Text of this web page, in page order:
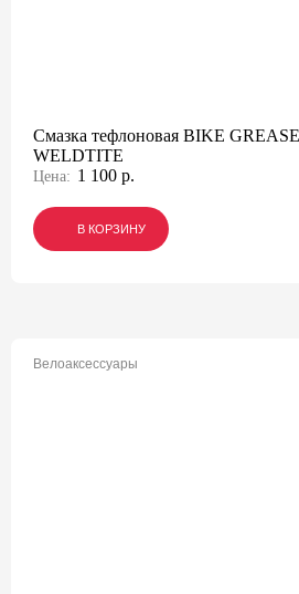
Смазка тефлоновая BIKE
WELDTITE
Цена: 1 100 р.
В КОРЗИНУ
В КОРЗИНУ
В КОРЗИНУ
Велоаксессуары